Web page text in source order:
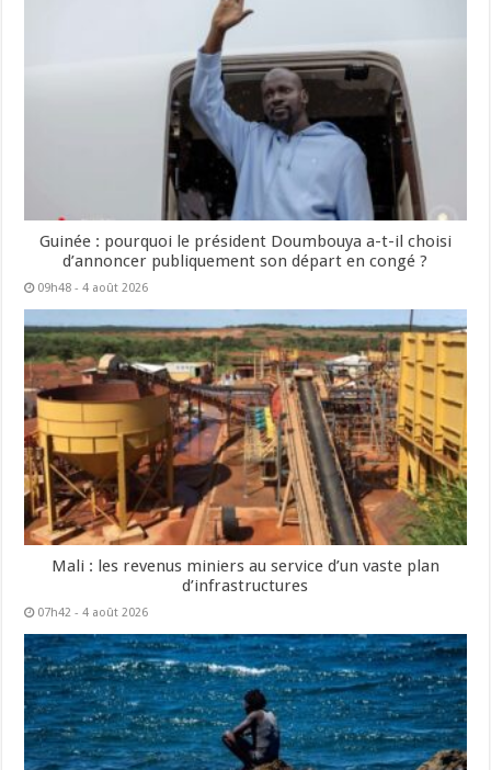
Guinée : pourquoi le président Doumbouya a-t-il choisi
d’annoncer publiquement son départ en congé ?
09h48 - 4 août 2026
Mali : les revenus miniers au service d’un vaste plan
d’infrastructures
07h42 - 4 août 2026